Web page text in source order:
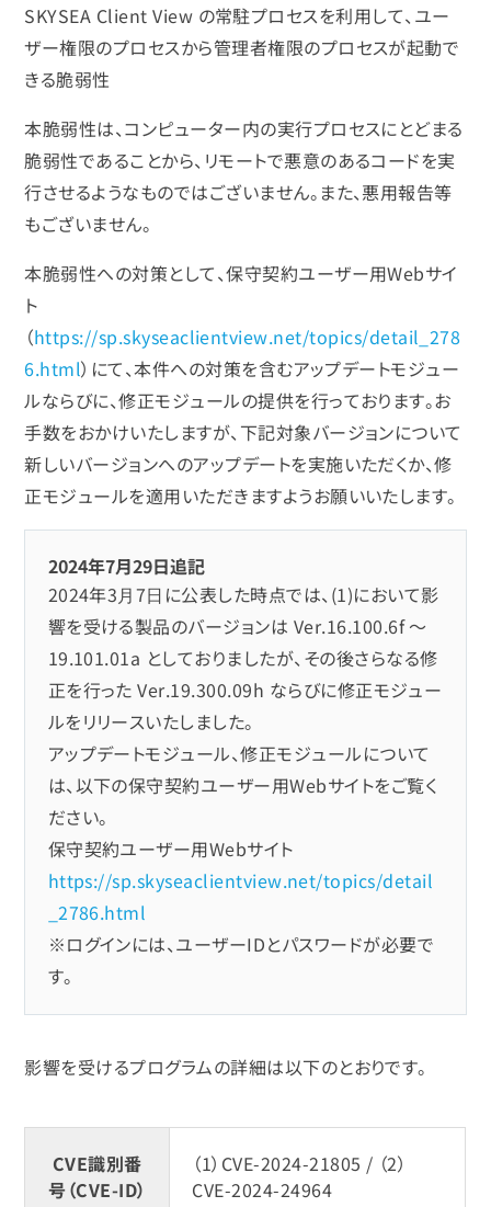
SKYSEA Client View の常駐プロセスを利用して、ユー
ザー権限のプロセスから管理者権限のプロセスが起動で
きる脆弱性
本脆弱性は、コンピューター内の実行プロセスにとどまる
脆弱性であることから、リモートで悪意のあるコードを実
行させるようなものではございません。また、悪用報告等
もございません。
本脆弱性への対策として、保守契約ユーザー用Webサイ
ト
（https://sp.skyseaclientview.net/topics/detail_278
6.html）にて、本件への対策を含むアップデートモジュー
ルならびに、修正モジュールの提供を行っております。お
手数をおかけいたしますが、下記対象バージョンについて
新しいバージョンへのアップデートを実施いただくか、修
正モジュールを適用いただきますようお願いいたします。
2024年7月29日追記
2024年3⽉7⽇に公表した時点では、(1)において影
響を受ける製品のバージョンは Ver.16.100.6f ～
19.101.01a としておりましたが、その後さらなる修
正を行った Ver.19.300.09h ならびに修正モジュー
ルをリリースいたしました。
アップデートモジュール、修正モジュールについて
は、以下の保守契約ユーザー用Webサイトをご覧く
ださい。
保守契約ユーザー用Webサイト
https://sp.skyseaclientview.net/topics/detail
_2786.html
※ログインには、ユーザーIDとパスワードが必要で
す。
影響を受けるプログラムの詳細は以下のとおりです。
CVE識別番
号（CVE-ID）
（1）CVE-2024-21805 / （2）
CVE-2024-24964